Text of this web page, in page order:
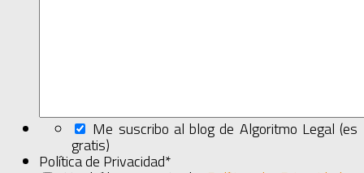
Me suscribo al blog de Algoritmo Legal (es
gratis)
Política de Privacidad*